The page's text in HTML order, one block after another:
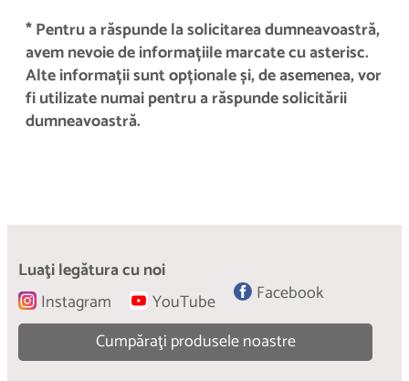
* Pentru a răspunde la solicitarea dumneavoastră,
avem nevoie de informațiile marcate cu asterisc.
Alte informații sunt opționale și, de asemenea, vor
fi utilizate numai pentru a răspunde solicitării
dumneavoastră.
Luaţi legătura cu noi
Instagram
YouTube
Facebook
Cumpăraţi produsele noastre